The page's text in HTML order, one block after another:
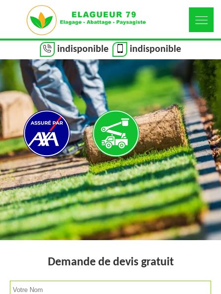
indisponible indisponible
Demande de devis gratuit